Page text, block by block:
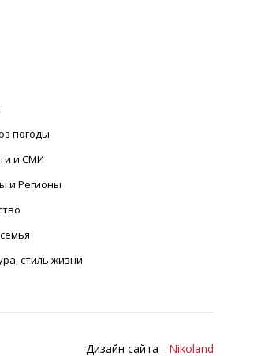
погоды
и СМИ
и Регионы
стиль жизни
Дизайн сайта - Nikoland